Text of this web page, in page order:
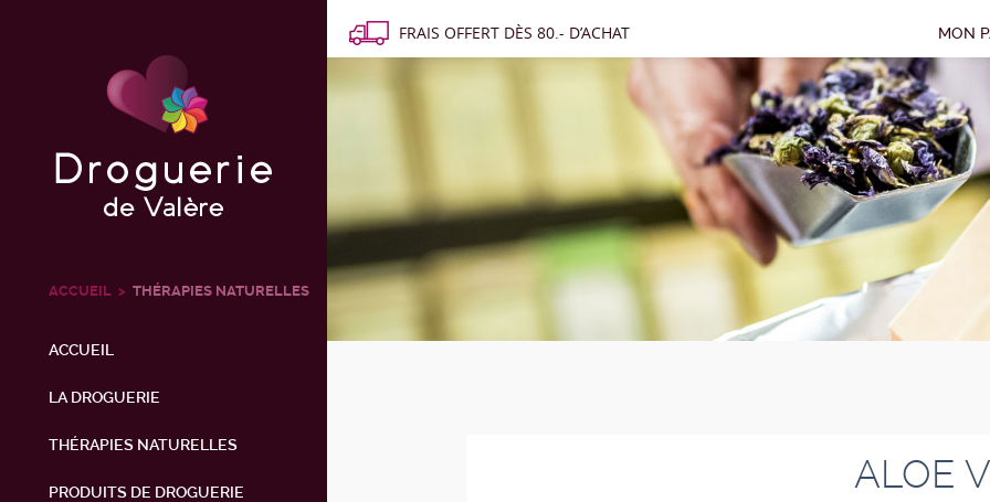
ACCUEIL THÉRAPIES NATURELLES
ACCUEIL
LA DROGUERIE
THÉRAPIES NATURELLES
PRODUITS DE DROGUERIE
FRAIS OFFERT DÈS 80.- D’ACHAT MON
ALOE